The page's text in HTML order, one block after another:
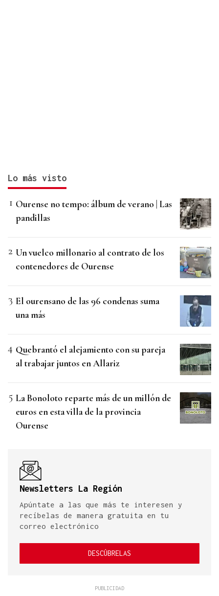
Lo más visto
Ourense no tempo: álbum de verano | Las
pandillas
Un vuelco millonario al contrato de los
contenedores de Ourense
El ourensano de las 96 condenas suma
una más
Quebrantó el alejamiento con su pareja
al trabajar juntos en Allariz
La Bonoloto reparte más de un millón de
euros en esta villa de la provincia
Ourense
Newsletters La Región
Apúntate a las que más te interesen y
recíbelas de manera gratuita en tu
correo electrónico
DESCÚBRELAS